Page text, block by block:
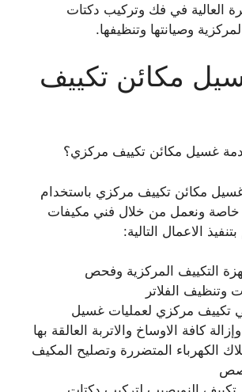
العالية في فك وتركيب دكتات
وصيانتها وتنظيفها.
مكائن تكييف
غسيل مكائن تكييف مركزي؟
مكائن تكييف مركزي باستخدام
ونعمل من خلال فني مكيفات
الاعمال التالية:
التكييف المركزية وفحص
وتنظيف الفلاتر
تكييف مركزي لعمليات غسيل
كافة الاوساخ والاتربة العالقة بها
الكهرباء المتضررة وتصليح المكيف